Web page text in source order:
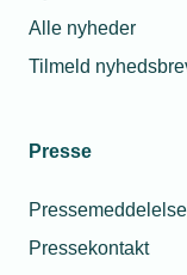
Alle nyheder
Tilmeld
Presse
Pressekontakt